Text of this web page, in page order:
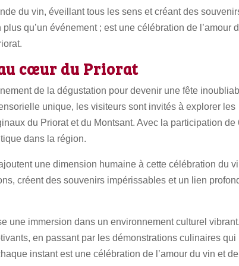
du vin, éveillant tous les sens et créant des
qu’un événement ; est une célébration de l’amour
cœur du Priorat
de la dégustation pour devenir une fête
unique, les visiteurs sont invités à explorer les
du Priorat et du Montsant. Avec la participation de
dans la région.
une dimension humaine à cette célébration du
créent des souvenirs impérissables et un lien
une immersion dans un environnement culturel vibrant.
en passant par les démonstrations culinaires qui
instant est une célébration de l’amour du vin et